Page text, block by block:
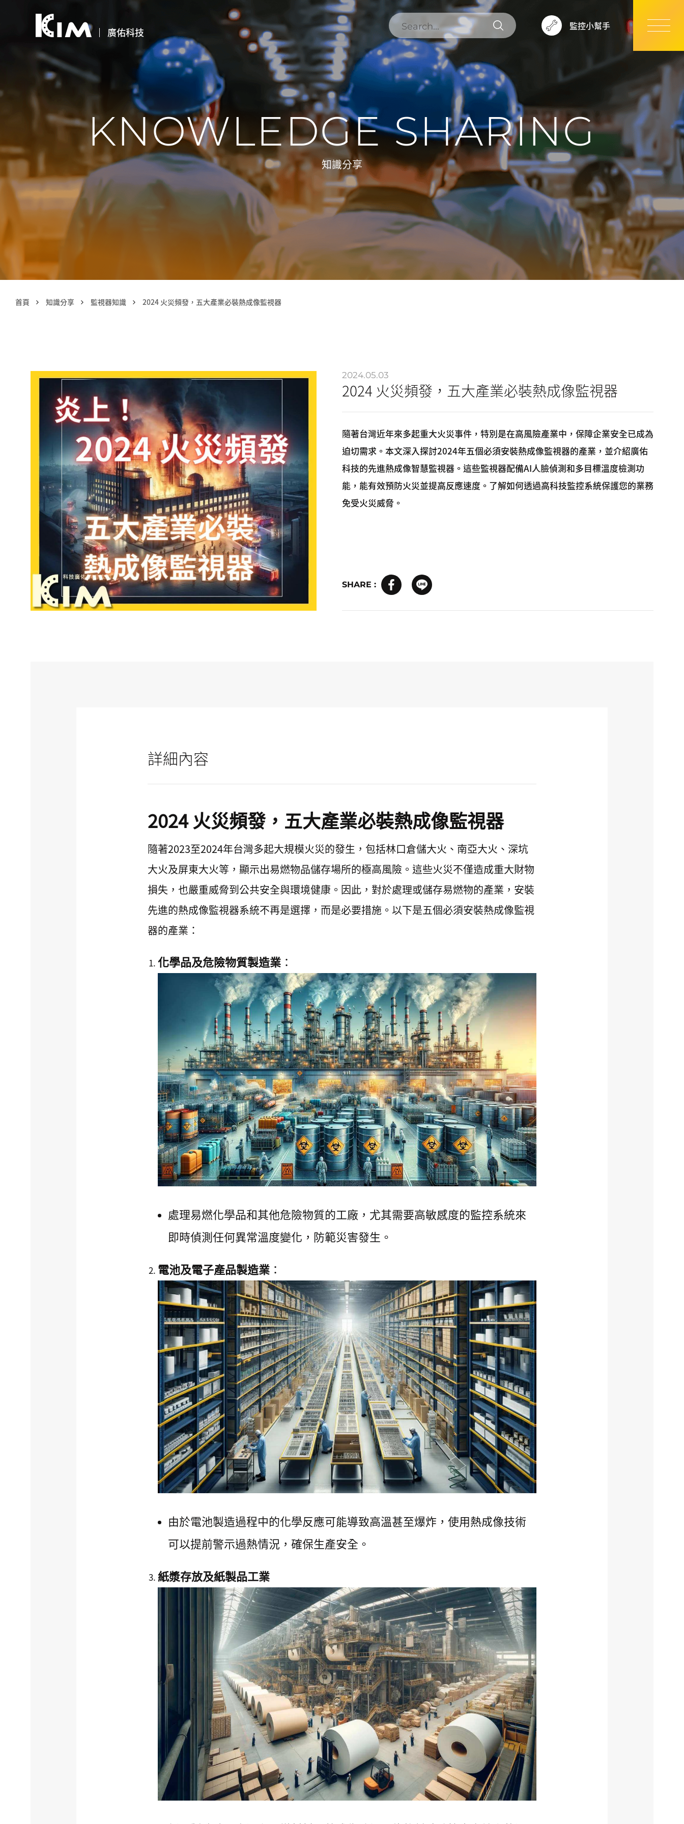
廣佑科技 監控小幫手
KNOWLEDGE SHARING
知識分享
首頁 知識分享 監視器知識 2024 火災頻發，五大產業必裝熱成像監視器
2024.05.03
2024 火災頻發，五大產業必裝熱成像監視器
隨著台灣近年來多起重大火災事件，特別是在高風險產業中，保障企業安全已成為
迫切需求。本文深入探討2024年五個必須安裝熱成像監視器的產業，並介紹廣佑
科技的先進熱成像智慧監視器。這些監視器配備AI人臉偵測和多目標溫度檢測功
能，能有效預防火災並提高反應速度。了解如何透過高科技監控系統保護您的業務
免受火災威脅。
SHARE :
詳細內容
2024 火災頻發，五大產業必裝熱成像監視器
隨著2023至2024年台灣多起大規模火災的發生，包括林口倉儲大火、南亞大火、深坑
大火及屏東大火等，顯示出易燃物品儲存場所的極高風險。這些火災不僅造成重大財物
損失，也嚴重威脅到公共安全與環境健康。因此，對於處理或儲存易燃物的產業，安裝
先進的熱成像監視器系統不再是選擇，而是必要措施。以下是五個必須安裝熱成像監視
器的產業：
化學品及危險物質製造業 ：
處理易燃化學品和其他危險物質的工廠，尤其需要高敏感度的監控系統來
即時偵測任何異常溫度變化，防範災害發生。
電池及電子產品製造業 ：
由於電池製造過程中的化學反應可能導致高溫甚至爆炸，使用熱成像技術
可以提前警示過熱情況，確保生產安全。
紙漿存放及紙製品工業